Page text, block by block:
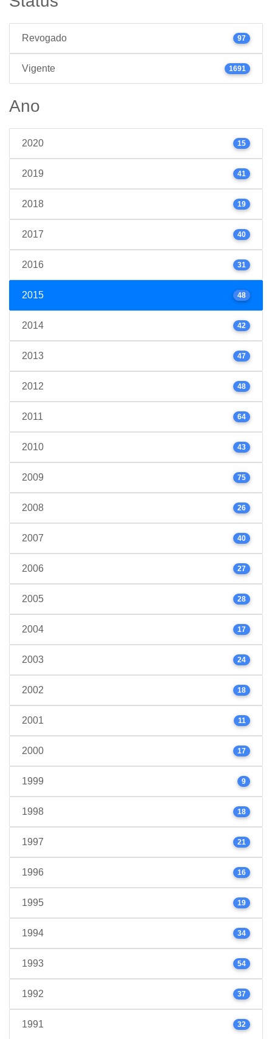
Revogado 97
Vigente 1691
Ano
2020 15
2019 41
2018 19
2017 40
2016 31
2015 48
2014 42
2013 47
2012 48
2011 64
2010 43
2009 75
2008 26
2007 40
2006 27
2005 28
2004 17
2003 24
2002 18
2001 11
2000 17
1999 9
1998 18
1997 21
1996 16
1995 19
1994 34
1993 54
1992 37
1991 32